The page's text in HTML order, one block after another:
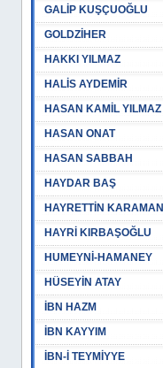
GALİP KUŞÇUOĞLU
GOLDZİHER
HAKKI YILMAZ
HALİS AYDEMİR
HASAN KAMİL YILMAZ
HASAN ONAT
HASAN SABBAH
HAYDAR BAŞ
HAYRETTİN KARAMAN
HAYRİ KIRBAŞOĞLU
HUMEYNİ-HAMANEY
HÜSEYİN ATAY
İBN HAZM
İBN KAYYIM
İBN-İ TEYMİYYE